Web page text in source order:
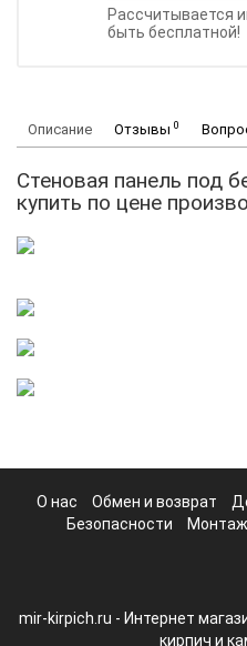
Рассчитывается
быть бесплатной!
Описание Отзывы 0
Стеновая панель под
купить по цене
О нас Обмен и возврат
Безопасности
Монтаж
mir-kirpich.ru - Интернет
кирпич и